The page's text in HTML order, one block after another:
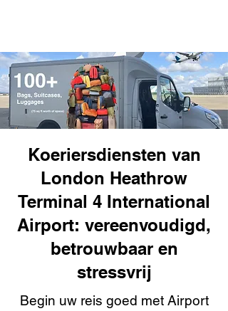
Koeriersdiensten van
London Heathrow
Terminal 4 International
Airport: vereenvoudigd,
betrouwbaar en
stressvrij
Begin uw reis goed met Airport